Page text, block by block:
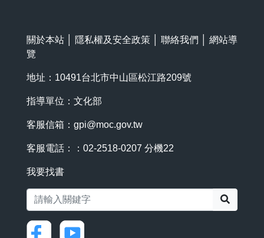
關於本站 隱私權及安全政策 聯絡我們
網站導
覽
地址：10491台北市中山區松江路209號
指導單位：文化部
客服信箱： gpi@moc.gov.tw
客服電話：：02-2518-0207 分機22
我要找書